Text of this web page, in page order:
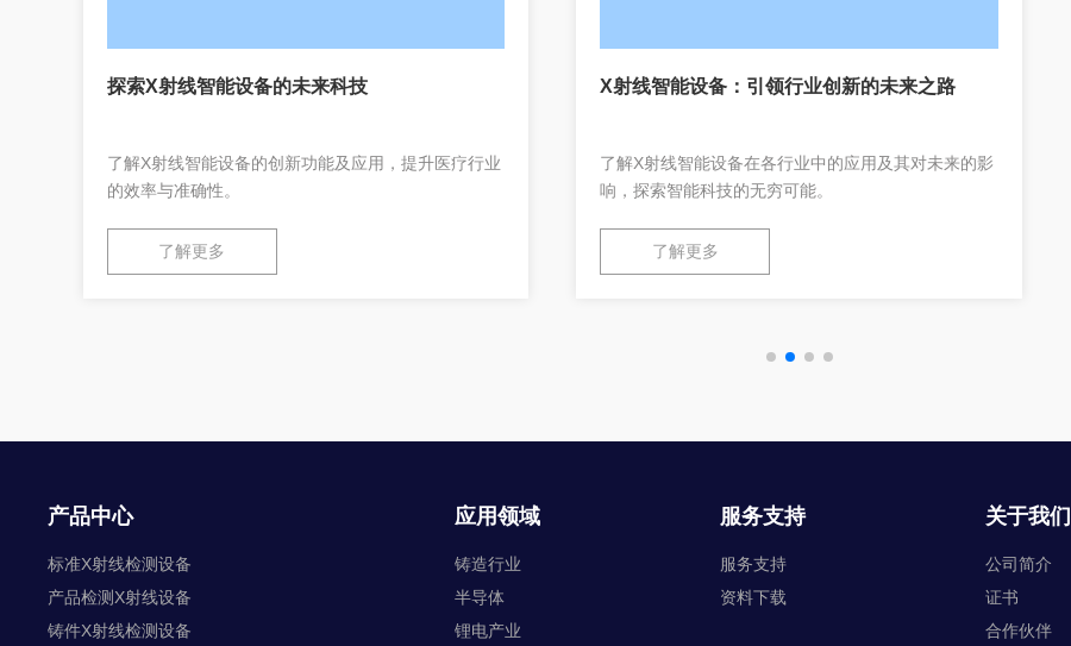
探索X射线智能设备的未来科技
了解X射线智能设备的创新功能及应用，提升医疗行业
的效率与准确性。
了解更多
X射线智能设备：引领行业创新的未来之路
了解X射线智能设备在各行业中的应用及其对未来的影
响，探索智能科技的无穷可能。
了解更多
产品中心
标准X射线检测设备
产品检测X射线设备
铸件X射线检测设备
应用领域
铸造行业
半导体
锂电产业
服务支持
服务支持
资料下载
关于我们
公司简介
证书
合作伙伴